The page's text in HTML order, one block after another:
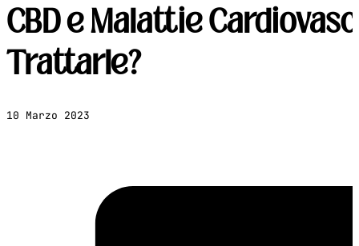
CBD e Malattie
Trattarle?
10 Marzo 2023